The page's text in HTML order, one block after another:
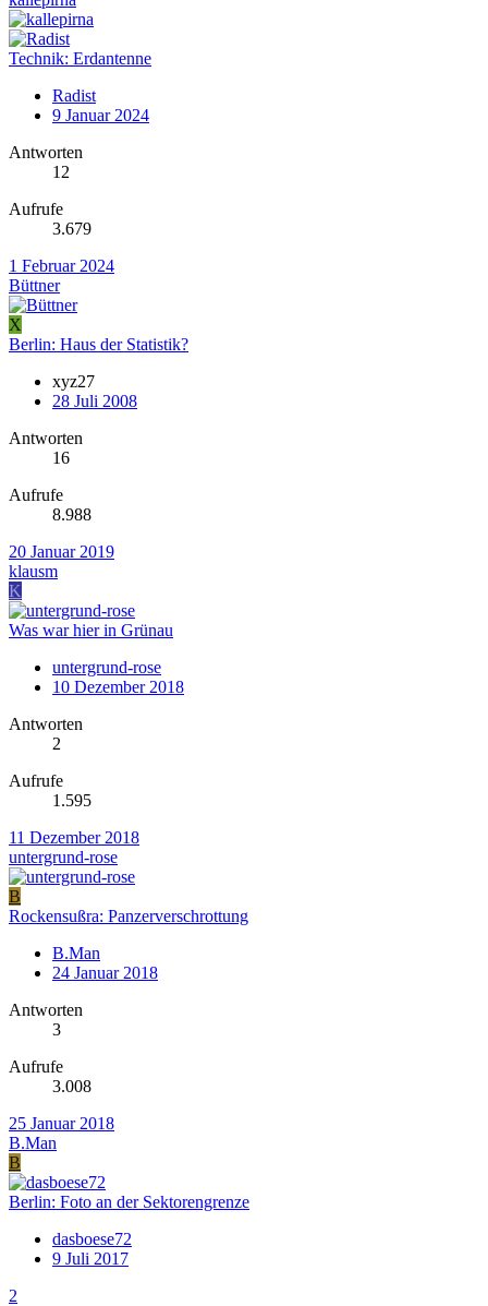
Technik: Erdantenne
Radist
9 Januar 2024
Antworten
12
Aufrufe
3.679
1 Februar 2024
Büttner
X
Berlin: Haus der Statistik?
xyz27
28 Juli 2008
Antworten
16
Aufrufe
8.988
20 Januar 2019
klausm
K
Was war hier in Grünau
untergrund-rose
10 Dezember 2018
Antworten
2
Aufrufe
1.595
11 Dezember 2018
untergrund-rose
B
Rockensußra: Panzerverschrottung
B.Man
24 Januar 2018
Antworten
3
Aufrufe
3.008
25 Januar 2018
B.Man
B
Berlin: Foto an der Sektorengrenze
dasboese72
9 Juli 2017
2